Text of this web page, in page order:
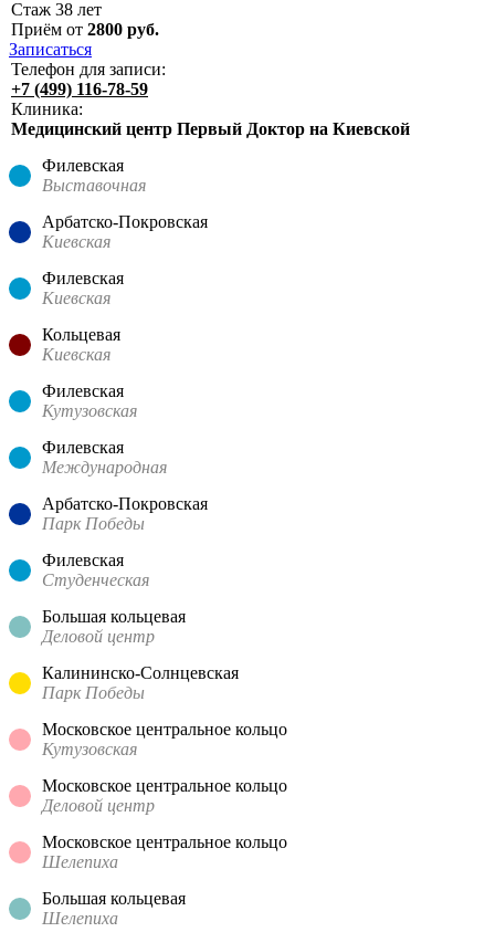
Стаж 38 лет
Приём от 2800 руб.
Записаться
Телефон для записи:
+7 (499) 116-78-59
Клиника:
Медицинский центр Первый Доктор на Киевской
Филевская
Выставочная
Арбатско-Покровская
Киевская
Филевская
Киевская
Кольцевая
Киевская
Филевская
Кутузовская
Филевская
Международная
Арбатско-Покровская
Парк Победы
Филевская
Студенческая
Большая кольцевая
Деловой центр
Калининско-Солнцевская
Парк Победы
Московское центральное кольцо
Кутузовская
Московское центральное кольцо
Деловой центр
Московское центральное кольцо
Шелепиха
Большая кольцевая
Шелепиха